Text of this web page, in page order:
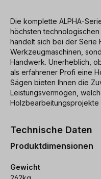
Die komplette ALPHA-
höchsten technologischen
handelt sich bei der Serie
Werkzeugmaschinen,
Handwerk. Unerheblich,
als erfahrener Profi eine
Sägen bieten Ihnen die
Leistungsvermögen,
Holzbearbeitungsprojekte
Technische Daten
Produktdimensionen
Gewicht